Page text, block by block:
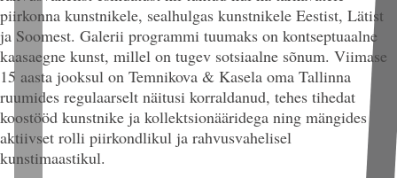
piirkonna kunstnikele, sealhulgas kunstnikele Eestist, Lätist
ja Soomest. Galerii programmi tuumaks on kontseptuaalne
kaasaegne kunst, millel on tugev sotsiaalne sõnum. Viimase
15 aasta jooksul on Temnikova & Kasela oma Tallinna
ruumides regulaarselt näitusi korraldanud, tehes tihedat
koostööd kunstnike ja kollektsionääridega ning mängides
aktiivset rolli piirkondlikul ja rahvusvahelisel
kunstimaastikul.